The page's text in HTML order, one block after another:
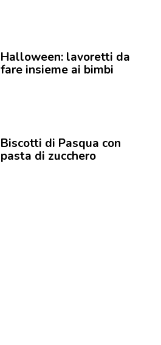
Halloween: lavoretti da
fare insieme ai bimbi
Biscotti di Pasqua con
pasta di zucchero